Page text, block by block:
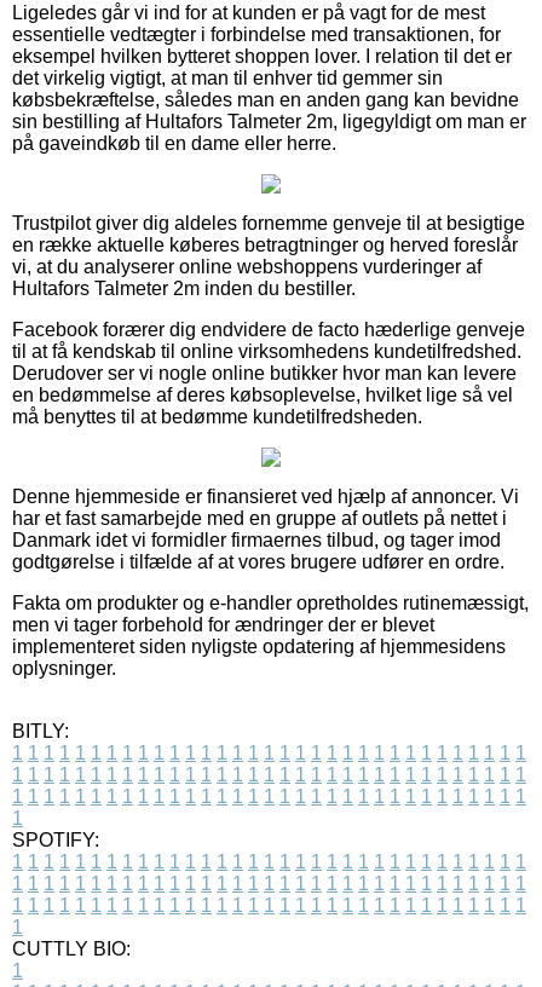
Ligeledes går vi ind for at kunden er på vagt for de mest
essentielle vedtægter i forbindelse med transaktionen, for
eksempel hvilken bytteret shoppen lover. I relation til det er
det virkelig vigtigt, at man til enhver tid gemmer sin
købsbekræftelse, således man en anden gang kan bevidne
sin bestilling af Hultafors Talmeter 2m, ligegyldigt om man er
på gaveindkøb til en dame eller herre.
Trustpilot giver dig aldeles fornemme genveje til at besigtige
en række aktuelle køberes betragtninger og herved foreslår
vi, at du analyserer online webshoppens vurderinger af
Hultafors Talmeter 2m inden du bestiller.
Facebook forærer dig endvidere de facto hæderlige genveje
til at få kendskab til online virksomhedens kundetilfredshed.
Derudover ser vi nogle online butikker hvor man kan levere
en bedømmelse af deres købsoplevelse, hvilket lige så vel
må benyttes til at bedømme kundetilfredsheden.
Denne hjemmeside er finansieret ved hjælp af annoncer. Vi
har et fast samarbejde med en gruppe af outlets på nettet i
Danmark idet vi formidler firmaernes tilbud, og tager imod
godtgørelse i tilfælde af at vores brugere udfører en ordre.
Fakta om produkter og e-handler opretholdes rutinemæssigt,
men vi tager forbehold for ændringer der er blevet
implementeret siden nyligste opdatering af hjemmesidens
oplysninger.
BITLY:
1 1 1 1 1 1 1 1 1 1 1 1 1 1 1 1 1 1 1 1 1 1 1 1 1 1 1 1 1 1 1 1 1
1 1 1 1 1 1 1 1 1 1 1 1 1 1 1 1 1 1 1 1 1 1 1 1 1 1 1 1 1 1 1 1 1
1 1 1 1 1 1 1 1 1 1 1 1 1 1 1 1 1 1 1 1 1 1 1 1 1 1 1 1 1 1 1 1 1
1
SPOTIFY:
1 1 1 1 1 1 1 1 1 1 1 1 1 1 1 1 1 1 1 1 1 1 1 1 1 1 1 1 1 1 1 1 1
1 1 1 1 1 1 1 1 1 1 1 1 1 1 1 1 1 1 1 1 1 1 1 1 1 1 1 1 1 1 1 1 1
1 1 1 1 1 1 1 1 1 1 1 1 1 1 1 1 1 1 1 1 1 1 1 1 1 1 1 1 1 1 1 1 1
1
CUTTLY BIO:
1